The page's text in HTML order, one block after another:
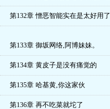
第132章 憎恶智能实在是太好用了
第133章 御坂网络,阿博妹妹。
第134章 黄皮子是没有痛觉的
第135章 哈基黄,你这家伙
第136章 再不吃菜就坨了